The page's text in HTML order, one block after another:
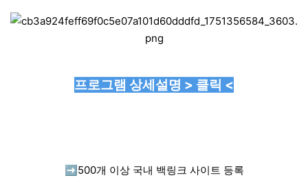
프로그램 상세설명 > 클릭 <
➡️ 500개 이상 국내 백링크 사이트 등록